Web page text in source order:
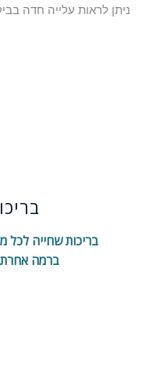
ניתן לראות עלייה חדה
בריכות שחייה לכל
ברמה